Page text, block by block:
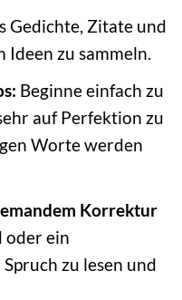
Gedichte, Zitate und
Ideen zu sammeln.
Beginne einfach zu
auf Perfektion zu
Worte werden
Korrektur
oder ein
zu lesen und